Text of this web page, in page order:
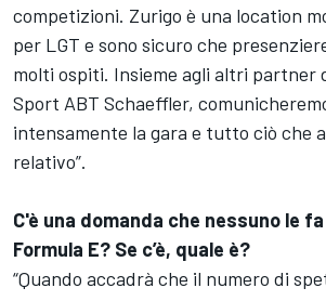
competizioni. Zurigo è una location
per LGT e sono sicuro che
molti ospiti. Insieme agli altri partner
Sport ABT Schaeffler,
intensamente la gara e tutto ciò che
relativo”.
C'è una domanda che nessuno le
Formula E? Se c’è, quale è?
“Quando accadrà che il numero di